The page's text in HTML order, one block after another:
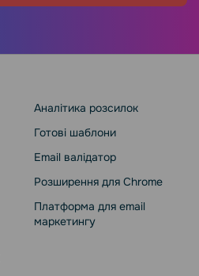
Аналітика розсилок
Готові шаблони
Email валідатор
Розширення для Chrome
Платформа для email
маркетингу